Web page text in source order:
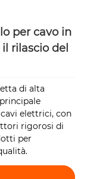
per cavo in
rilascio del
di alta
elettrici, con
rigorosi di
per